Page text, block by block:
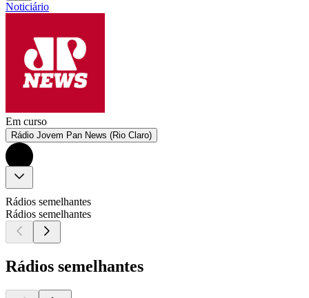
Noticiário
Em curso
Rádio Jovem Pan News (Rio Claro)
Rádios semelhantes
Rádios semelhantes
Rádios semelhantes